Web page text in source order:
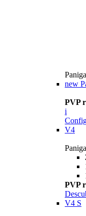
new
PVP
i
V4
PVP
V4 S